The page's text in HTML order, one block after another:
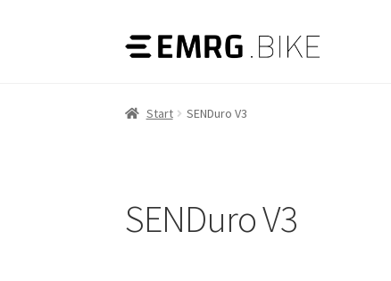
Zur
Navigation
Zum
Inhalt
Start SENDuro V3
SENDuro V3